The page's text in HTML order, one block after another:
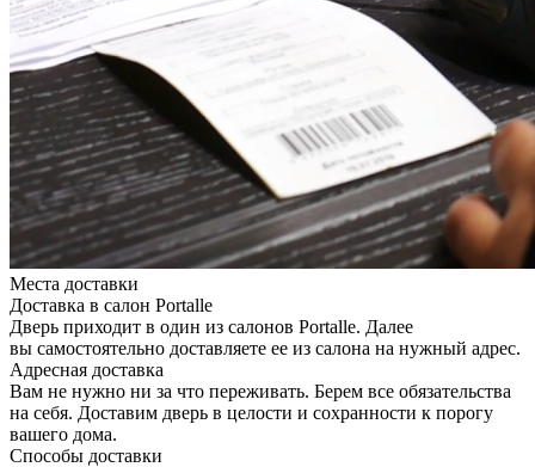
Места доставки
Доставка в салон Portalle
Дверь приходит в один из салонов Portalle. Далее
вы самостоятельно доставляете ее из салона на нужный адрес.
Адресная доставка
Вам не нужно ни за что переживать. Берем все обязательства
на себя. Доставим дверь в целости и сохранности к порогу
вашего дома.
Способы доставки